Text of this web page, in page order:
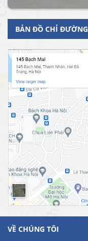
BẢN ĐỒ CHỈ ĐƯỜNG
VỀ CHÚNG TÔI